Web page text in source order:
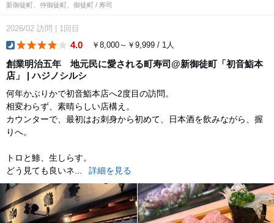
新御徒町、仲御徒町、御徒町 / 寿司
2026/02 訪問 1回目
4.0 ￥8,000～￥9,999 / 1人
創業明治五年 地元民に愛される町寿司@新御徒町「初音鮨本
店」 | ハジノシルシ
何年かぶりかで初音鮨本店へ2度目の訪問。
相変わらず、素晴らしい店構え。
カウンターで、最初はお刺身から初めて、日本酒を飲みながら、握
りへ。
トロと鯵、生しらす。
どう見ても良いネ...
詳細を見る